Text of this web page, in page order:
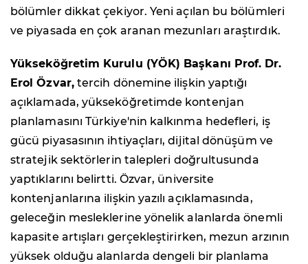
bölümler dikkat çekiyor. Yeni açılan bu bölümleri
ve piyasada en çok aranan mezunları araştırdık.
Yükseköğretim Kurulu (YÖK) Başkanı Prof. Dr.
Erol Özvar,tercih dönemine ilişkin yaptığı
açıklamada, yükseköğretimde kontenjan
planlamasını Türkiye'nin kalkınma hedefleri, iş
gücü piyasasının ihtiyaçları, dijital dönüşüm ve
stratejik sektörlerin talepleri doğrultusunda
yaptıklarını belirtti. Özvar, üniversite
kontenjanlarına ilişkin yazılı açıklamasında,
geleceğin mesleklerine yönelik alanlarda önemli
kapasite artışları gerçekleştirirken, mezun arzının
yüksek olduğu alanlarda dengeli bir planlama